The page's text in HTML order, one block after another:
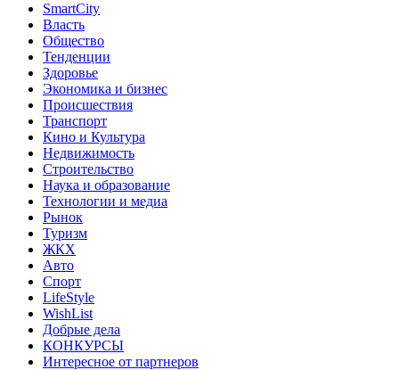
SmartCity
Власть
Общество
Тенденции
Здоровье
Экономика и бизнес
Происшествия
Транспорт
Кино и Культура
Недвижимость
Строительство
Наука и образование
Технологии и медиа
Рынок
Туризм
ЖКХ
Авто
Спорт
LifeStyle
WishList
Добрые дела
КОНКУРСЫ
Интересное от партнеров